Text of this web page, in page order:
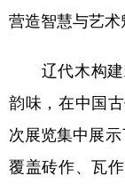
浙江
山东
广东
四川
陕西
营造智慧与艺术
辽代木构建
韵味，在中国
次展览集中展
覆盖砖作、瓦